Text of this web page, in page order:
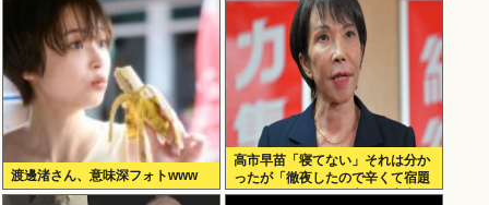
渡邊渚さん、意味深フォトwww
高市早苗「寝てない」それは分か
ったが「徹夜したので辛くて宿題
やってません」って言う奴高市早